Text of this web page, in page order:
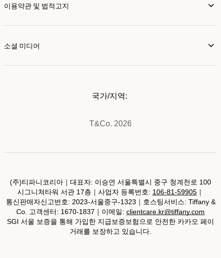
이용약관 및 법적고지
소셜 미디어
T&Co. 2026
국가/지역:
(주)티파니코리아｜대표자: 이승연 서울특별시 중구 청계천로 100
시그니쳐타워 서관 17층｜사업자 등록번호: 106-81-59905 ｜
통신판매자신고번호: 2023-서울중구-1323｜호스팅서비스: Tiffany &
Co. 고객센터: 1670-1837｜이메일: clientcare.kr@tiffany.com
SGI 서울 보증을 통해 가입한 지급보증보험으로 안전한 카카오 페이
거래를 보장하고 있습니다.